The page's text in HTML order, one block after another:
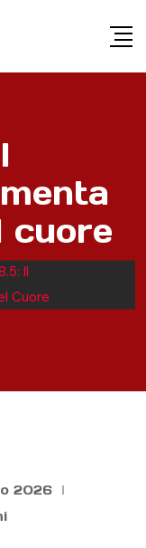
cuore
Il
Cuore
2026